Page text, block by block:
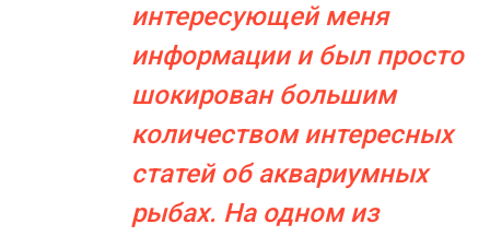
интересующей меня
информации и был просто
шокирован большим
количеством интересных
статей об аквариумных
рыбах. На одном из